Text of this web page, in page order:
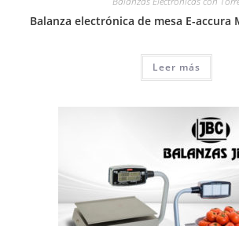
Balanza electrónica de mesa E-accura
Leer más